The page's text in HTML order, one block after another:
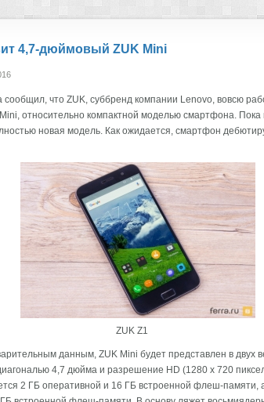
4,7-дюймовый ZUK Mini
сообщил, что ZUK, суббренд компании Lenovo, вовсю
относительно компактной моделью смартфона. Пока
новая модель. Как ожидается, смартфон
ZUK Z1
данным, ZUK Mini будет представлен в двух
4,7 дюйма и разрешение HD (1280 x 720
2 ГБ оперативной и 16 ГБ встроенной флеш-памяти,